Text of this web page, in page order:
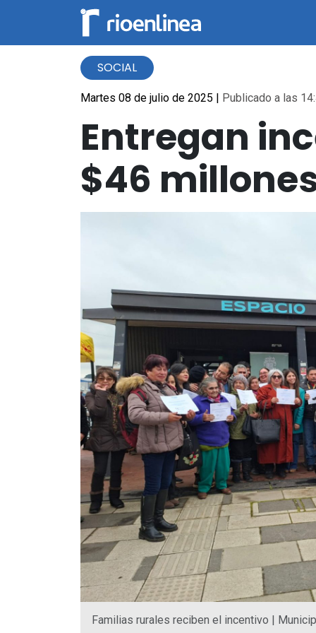
SOCIAL
Martes 08 de julio de 2025 | Publicado a las
Entregan
$46
Familias rurales reciben el incentivo |